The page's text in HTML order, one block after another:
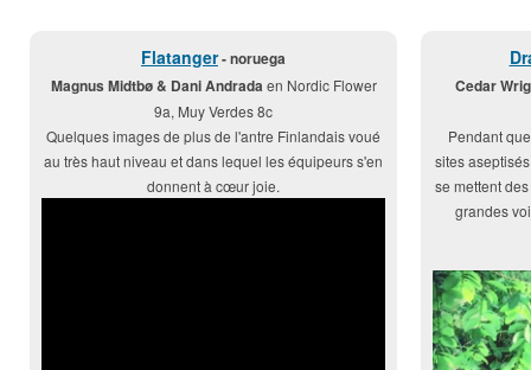
Flatanger- noruega
Magnus Midtbø & Dani Andrada en Nordic Flower
9a, Muy Verdes 8c
Quelques images de plus de l'antre Finlandais voué
au très haut niveau et dans lequel les équipeurs s'en
donnent à cœur joie.
Cedar
Pendant
sites
se mettent
grandes